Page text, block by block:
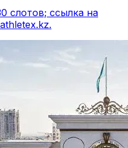
слотов; ссылка на